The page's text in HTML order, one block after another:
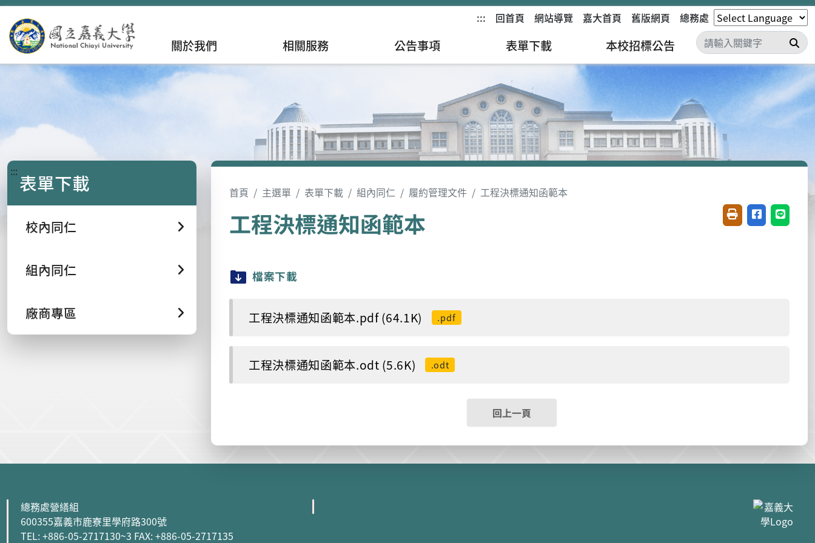
::: 回首頁 網站導覽 嘉大首頁 舊版網頁 總務處
關於我們 相關服務 公告事項 表單下載 本校招標公告 搜
::: 表單下載
校內同仁
組內同仁
廠商專區
首頁 主選單 表單下載 組內同仁 履約管理文件 工程決標通知函範本
工程決標通知函範本 友善列印(開新視窗)
分享至臉書(
分享至
檔案下載
工程決標通知函範本.pdf (64.1K) .pdf
工程決標通知函範本.odt (5.6K) .odt
回上一頁
總務處營繕組
600355嘉義市鹿寮里學府路300號
TEL: +886-05-2717130~3 FAX: +886-05-2717135